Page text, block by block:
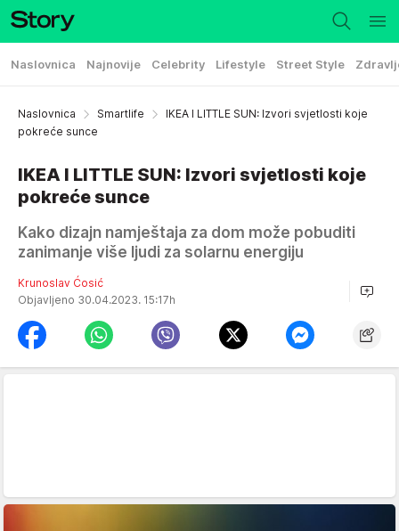
Naslovnica Najnovije Celebrity Lifestyle Street Style
Naslovnica Smartlife
IKEA I LITTLE SUN: Izvori svjetlosti koje
pokreće sunce
IKEA I LITTLE SUN: Izvori svjetlosti koje
pokreće sunce
Kako dizajn namještaja za dom može pobuditi
zanimanje više ljudi za solarnu energiju
Krunoslav Ćosić
Objavljeno 30.04.2023. 15:17h